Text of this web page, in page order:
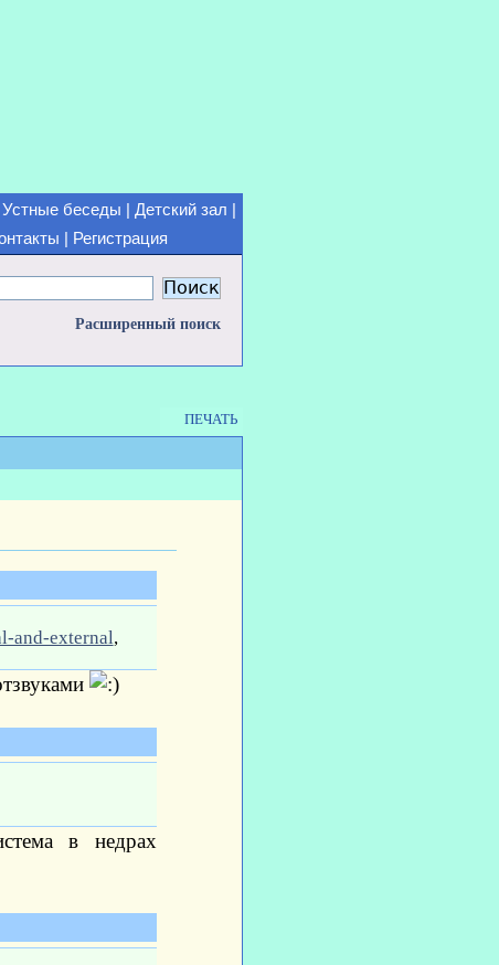
Устные беседы Детский зал
Регистрация
Расширенный поиск
ПЕЧАТЬ
and-external,
в недрах